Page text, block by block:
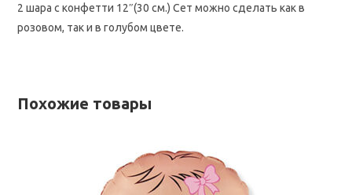
2 шара с конфетти 12″(30 см.) Сет можно сделать как в
розовом, так и в голубом цвете.
Похожие товары